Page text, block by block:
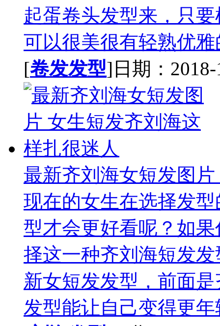
起蛋卷头发型来，只
可以很美很有轻熟优雅
[卷发发型]日期：2018-
最新齐刘海女短发图
现在的女生在选择发
型才会更好看呢？如
择这一种齐刘海短发
新女短发发型，前面
发型能让自己变得更